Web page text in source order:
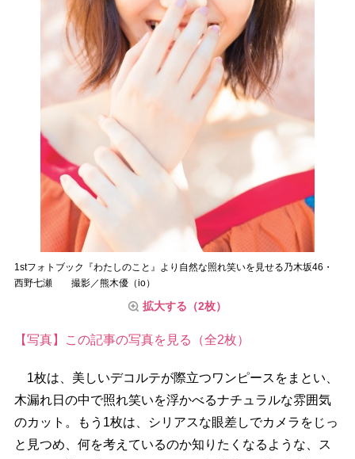
1stフォトブック『わたしのこと』より自然な照れ笑いを見せる乃木坂46・
西野七瀬 撮影／熊木優（io）
拡大する（2枚）
【写真】この記事の写真を見る（全2枚）
1枚は、美しいデコルテが際立つワンピースをまとい、
木漏れ日の中で照れ笑いを浮かべるナチュラルな雰囲気
のカット。もう1枚は、シリアスな眼差しでカメラをじっ
と見つめ、何を考えているのか知りたくなるような、ス